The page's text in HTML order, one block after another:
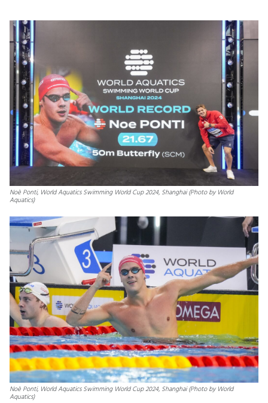
Noè Ponti, World Aquatics Swimming World Cup 2024, Shanghai (Photo by World
Aquatics)
Noè Ponti, World Aquatics Swimming World Cup 2024, Shanghai (Photo by World
Aquatics)